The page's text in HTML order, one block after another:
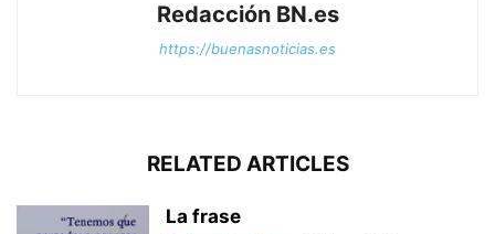
Redacción BN.es
https://buenasnoticias.es
RELATED ARTICLES
La frase